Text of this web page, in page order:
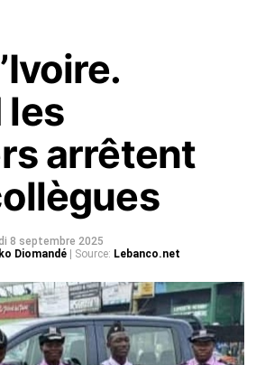
les
arrêtent
8 septembre 2025
Diomandé | Source: Lebanco.net